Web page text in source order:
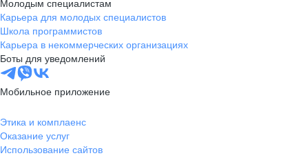
Молодым специалистам
Карьера для молодых специалистов
Школа программистов
Карьера в некоммерческих организациях
Боты для уведомлений
Мобильное приложение
Этика и комплаенс
Оказание услуг
Использование сайтов